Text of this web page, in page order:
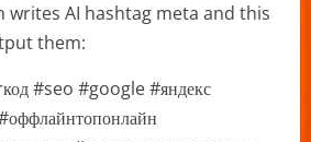
writes AI hashtag meta and this
them:
#seo #google#яндекс